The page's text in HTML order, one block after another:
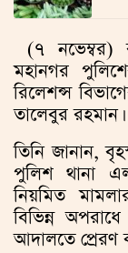
(৭ নভেম্বর)
মহানগর
রিলেশন্স
তালেবুর রহমান।
তিনি জানান,
পুলিশ থানা
নিয়মিত
বিভিন্ন
আদালতে প্রেরণ